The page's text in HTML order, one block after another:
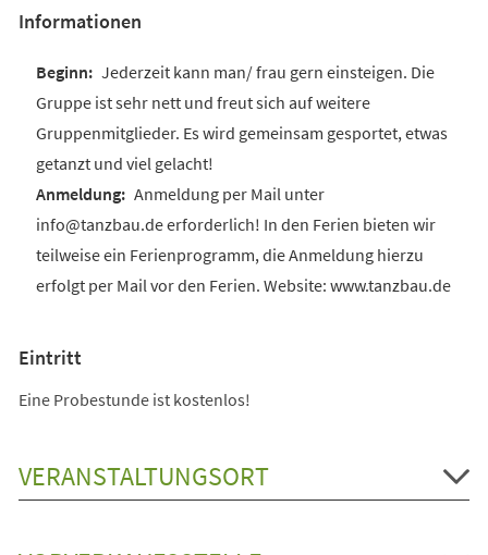
Informationen
Jederzeit kann man/ frau gern einsteigen. Die
Gruppe ist sehr nett und freut sich auf weitere
Gruppenmitglieder. Es wird gemeinsam gesportet, etwas
getanzt und viel gelacht!
Anmeldung per Mail unter
info@tanzbau.de erforderlich! In den Ferien bieten wir
teilweise ein Ferienprogramm, die Anmeldung hierzu
erfolgt per Mail vor den Ferien. Website: www.tanzbau.de
Eintritt
Eine Probestunde ist kostenlos!
VERANSTALTUNGSORT